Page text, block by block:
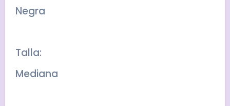
Negra
Talla:
Mediana